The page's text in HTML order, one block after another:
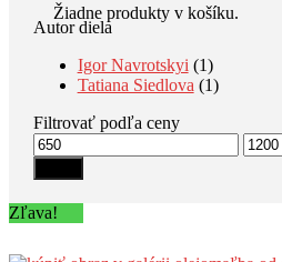
Žiadne produkty v košíku.
Autor diela
Igor Navrotskyi (1)
Tatiana Siedlova (1)
Filtrovať podľa ceny
Minimálna
cena
cena
Zľava!